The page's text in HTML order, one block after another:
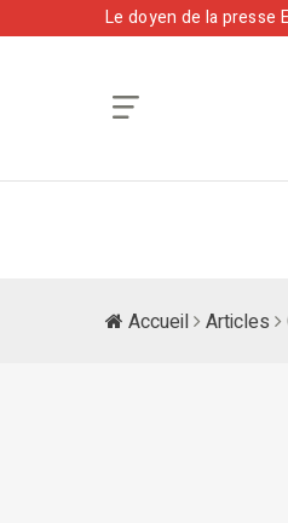
Le doyen de la presse
Accueil Articles